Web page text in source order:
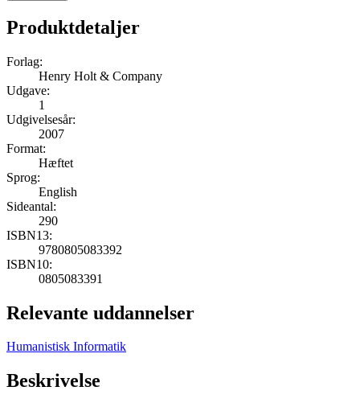
Produktdetaljer
Forlag:
Henry Holt & Company
Udgave:
1
Udgivelsesår:
2007
Format:
Hæftet
Sprog:
English
Sideantal:
290
ISBN13:
9780805083392
ISBN10:
0805083391
Relevante uddannelser
Humanistisk Informatik
Beskrivelse